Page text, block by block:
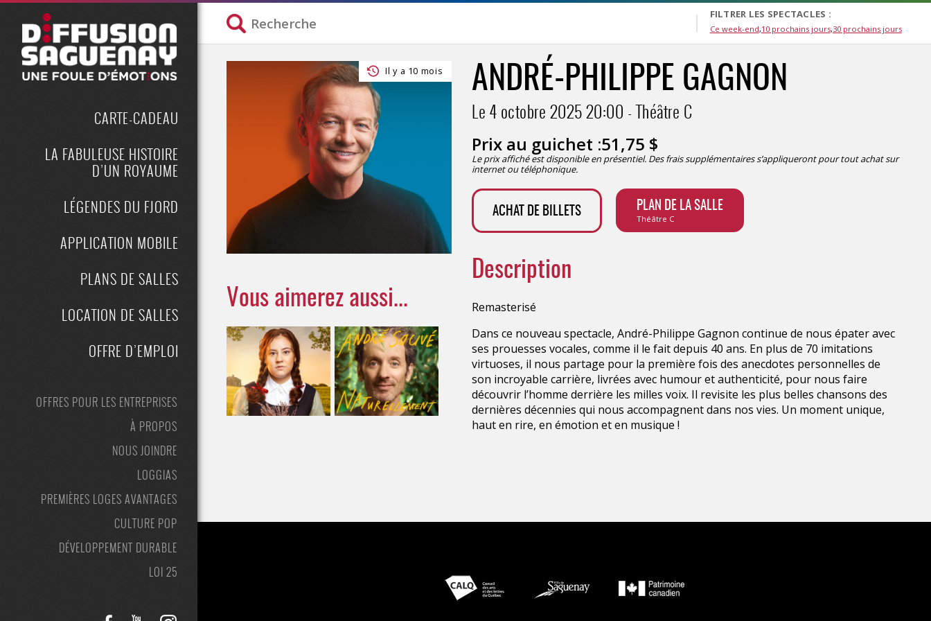
CARTE-CADEAU
LA FABULEUSE HISTOIRE
D’UN ROYAUME
LÉGENDES DU FJORD
APPLICATION MOBILE
PLANS DE SALLES
LOCATION DE SALLES
OFFRE D’EMPLOI
OFFRES POUR LES ENTREPRISES
À PROPOS
NOUS JOINDRE
LOGGIAS
PREMIÈRES LOGES AVANTAGES
CULTURE POP
DÉVELOPPEMENT DURABLE
LOI 25
FILTRER LES SPECTACLES :
Ce week-end 10 prochains jours 30 prochains jours
Il y a 10 mois ANDRÉ-PHILIPPE GAGNON
Le 4 octobre 202520:00 Théâtre C
Prix au guichet :51,75 $
Le prix affiché est disponible en présentiel. Des frais supplémentaires s’appliqueront pour tout achat sur
internet ou téléphonique.
ACHAT DE BILLETS PLAN DE LA SALLE
Théâtre C
Description
Remasterisé
Dans ce nouveau spectacle, André-Philippe Gagnon continue de nous épater avec
ses prouesses vocales, comme il le fait depuis 40 ans. En plus de 70 imitations
virtuoses, il nous partage pour la première fois des anecdotes personnelles de
son incroyable carrière, livrées avec humour et authenticité, pour nous faire
découvrir l’homme derrière les milles voix. Il revisite les plus belles chansons des
dernières décennies qui nous accompagnent dans nos vies. Un moment unique,
haut en rire, en émotion et en musique !
Vous aimerez aussi...